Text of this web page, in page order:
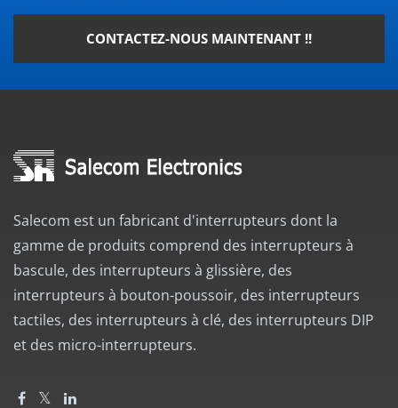
CONTACTEZ-NOUS MAINTENANT !!
Salecom est un fabricant d'interrupteurs dont la
gamme de produits comprend des interrupteurs à
bascule, des interrupteurs à glissière, des
interrupteurs à bouton-poussoir, des interrupteurs
tactiles, des interrupteurs à clé, des interrupteurs DIP
et des micro-interrupteurs.